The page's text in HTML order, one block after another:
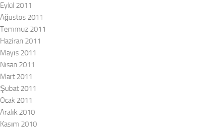
Eylül 2011
Ağustos 2011
Temmuz 2011
Haziran 2011
Mayıs 2011
Nisan 2011
Mart 2011
Şubat 2011
Ocak 2011
Aralık 2010
Kasım 2010